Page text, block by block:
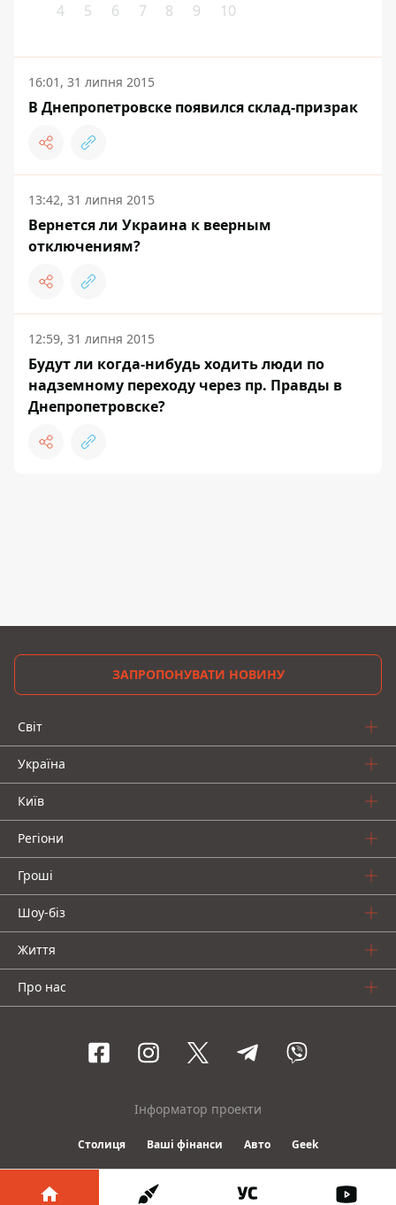
4 5 6 7 8 9 10
16:01, 31 липня 2015
В Днепропетровске появился склад-призрак
13:42, 31 липня 2015
Вернется ли Украина к веерным
отключениям?
12:59, 31 липня 2015
Будут ли когда-нибудь ходить люди по
надземному переходу через пр. Правды в
Днепропетровске?
ЗАПРОПОНУВАТИ НОВИНУ
Світ
Україна
Київ
Регіони
Гроші
Шоу-біз
Життя
Про нас
Інформатор проекти
Столиця Ваші фінанси Авто Geek
© 2016-2026 Informator